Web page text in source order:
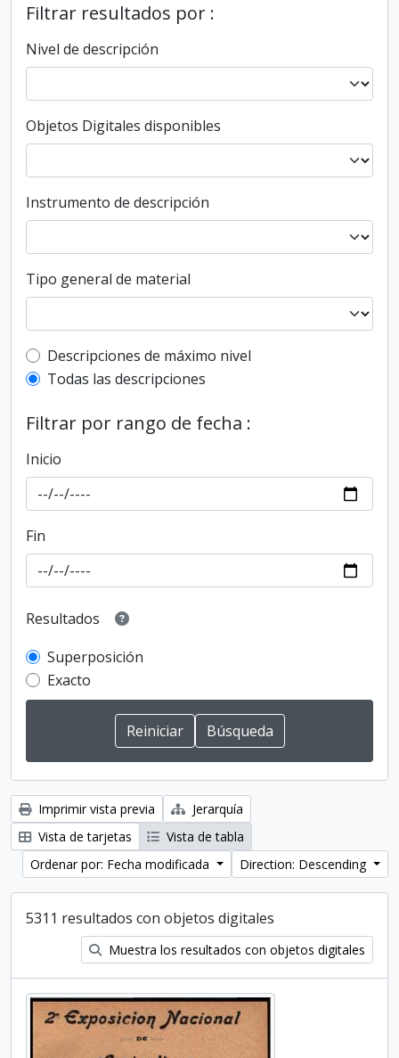
Filtrar resultados por :
Nivel de descripción
Objetos Digitales disponibles
Instrumento de descripción
Tipo general de material
Top-level description filter
Descripciones de máximo nivel
Todas las descripciones
Filtrar por rango de fecha :
Inicio
Fin
Resultados
Superposición
Exacto
Imprimir vista previa
Jerarquía
Vista de tarjetas
Vista de tabla
Ordenar por: Fecha modificada
Direction: Descending
5311 resultados con objetos digitales
Muestra los resultados con objetos digitales